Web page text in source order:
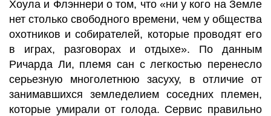
Хоула и Флэннери о том, что «ни у кого на Земле
нет столько свободного времени, чем у общества
охотников и собирателей, которые проводят его
в играх, разговорах и отдыхе». По данным
Ричарда Ли, племя сан с легкостью перенесло
серьезную многолетнюю засуху, в отличие от
занимавшихся земледелием соседних племен,
которые умирали от голода. Сервис правильно